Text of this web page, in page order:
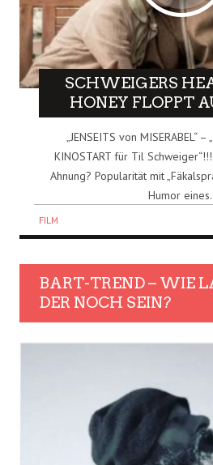
SCHWEIGERS
HONEY FLOPPT
„JENSEITS von MISERABEL“ –
KINOSTART für Til
Ahnung? Popularität mit
Humor
FILM
BART-TREND – WIE
DER NOCH SEIN?